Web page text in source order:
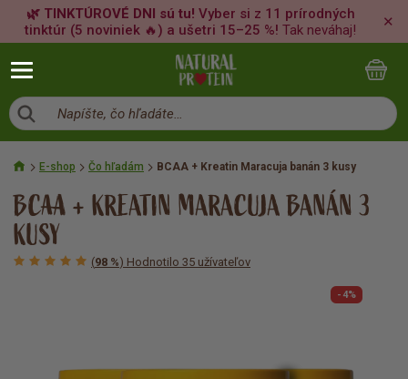
🌿 TINKTÚROVÉ DNI sú tu! Vyber si z 11 prírodných
tinktúr (5 noviniek 🔥) a ušetri 15–25 %! Tak neváhaj!
✕
Napíšte, čo hľadáte…
E-shop Čo hľadám BCAA + Kreatin Maracuja banán 3 kusy
BCAA + KREATIN MARACUJA BANÁN 3
KUSY
(98 %) Hodnotilo 35 užívateľov
-4%